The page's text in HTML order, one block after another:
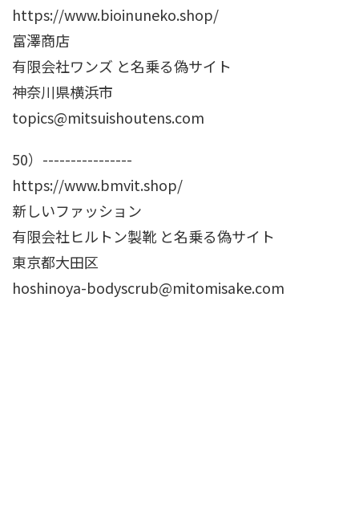
https://www.bioinuneko.shop/
富澤商店
有限会社ワンズ と名乗る偽サイト
神奈川県横浜市
topics@mitsuishoutens.com
50）----------------
https://www.bmvit.shop/
新しいファッション
有限会社ヒルトン製靴 と名乗る偽サイト
東京都大田区
hoshinoya-bodyscrub@mitomisake.com